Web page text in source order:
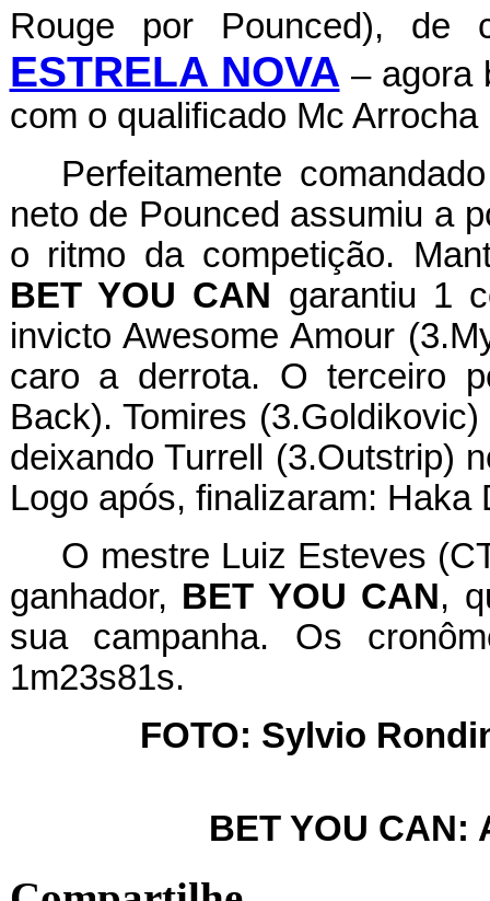
Rouge por Pounced),
ESTRELA NOVA – agora
com o qualificado Mc
Perfeitamente
neto de Pounced assumiu a
o ritmo da competição.
BET YOU CAN garantiu 1
invicto Awesome Amour
caro a derrota. O terceiro
Back). Tomires
deixando Turrell (3.Outstrip)
Logo após, finalizaram: Haka
O mestre Luiz Esteves
ganhador, BET YOU CAN,
sua campanha. Os
1m23s81s.
FOTO: Sylvio
BET YOU